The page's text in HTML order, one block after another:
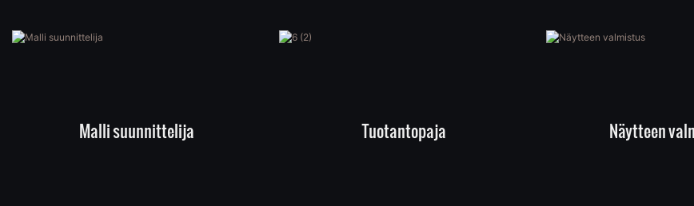
Malli suunnittelija Tuotantopaja Näytteen